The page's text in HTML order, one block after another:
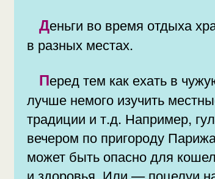
Деньги во время отдыха храните
в разных местах.
Перед тем как ехать в чужую страну,
лучше немого изучить
традиции и т.д. Например,
вечером по пригороду
может быть опасно для
и здоровья. Или — поцелуи